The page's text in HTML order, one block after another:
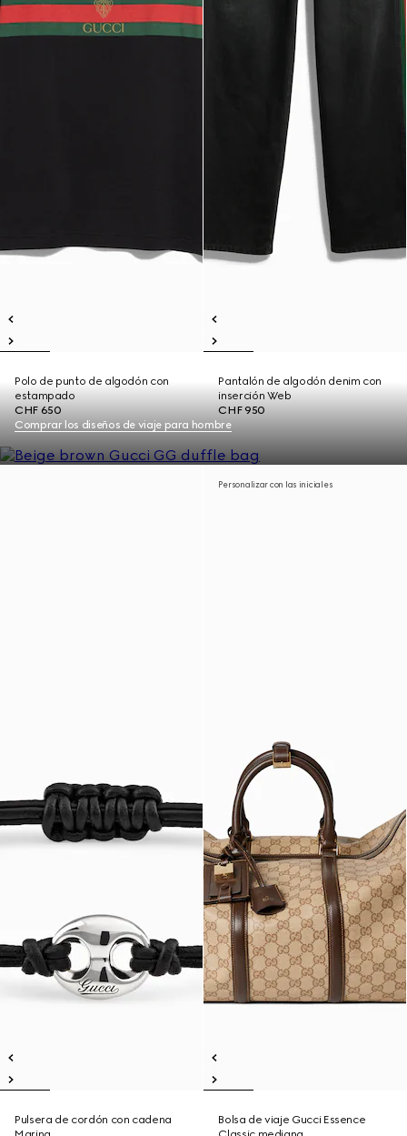
Polo de punto de algodón con
estampado
CHF 650
Pantalón de algodón denim con
inserción Web
CHF 950
Comprar los diseños de viaje para hombre
Pulsera de cordón con cadena
Personalizar con las iniciales
Bolsa de viaje Gucci Essence